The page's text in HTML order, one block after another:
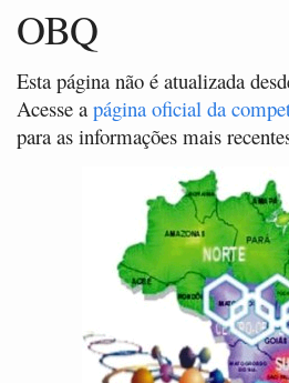
OBQ
Esta página não é atualizada
Acesse a página oficial da
para as informações mais